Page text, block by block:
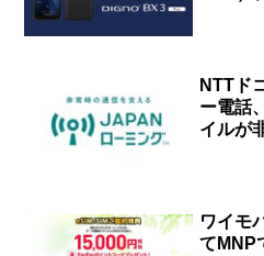
NTTド
ー電話
イルが
ワイモ
てMNP